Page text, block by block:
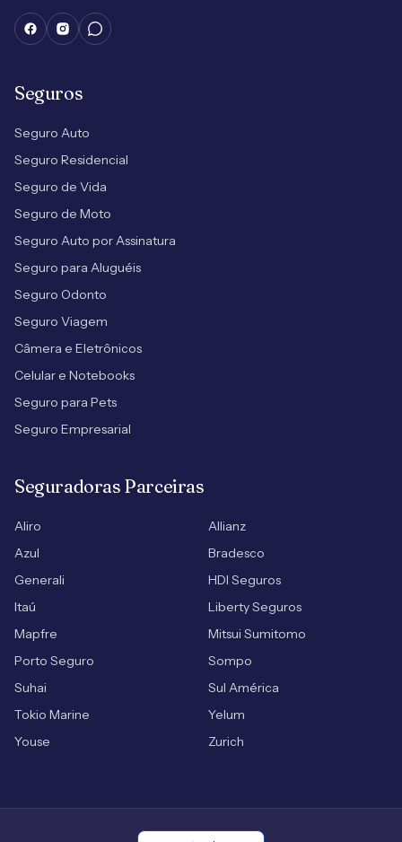
Seguros
Seguro Auto
Seguro Residencial
Seguro de Vida
Seguro de Moto
Seguro Auto por Assinatura
Seguro para Aluguéis
Seguro Odonto
Seguro Viagem
Câmera e Eletrônicos
Celular e Notebooks
Seguro para Pets
Seguro Empresarial
Seguradoras Parceiras
Aliro
Allianz
Azul
Bradesco
Generali
HDI Seguros
Itaú
Liberty Seguros
Mapfre
Mitsui Sumitomo
Porto Seguro
Sompo
Suhai
Sul América
Tokio Marine
Yelum
Youse
Zurich